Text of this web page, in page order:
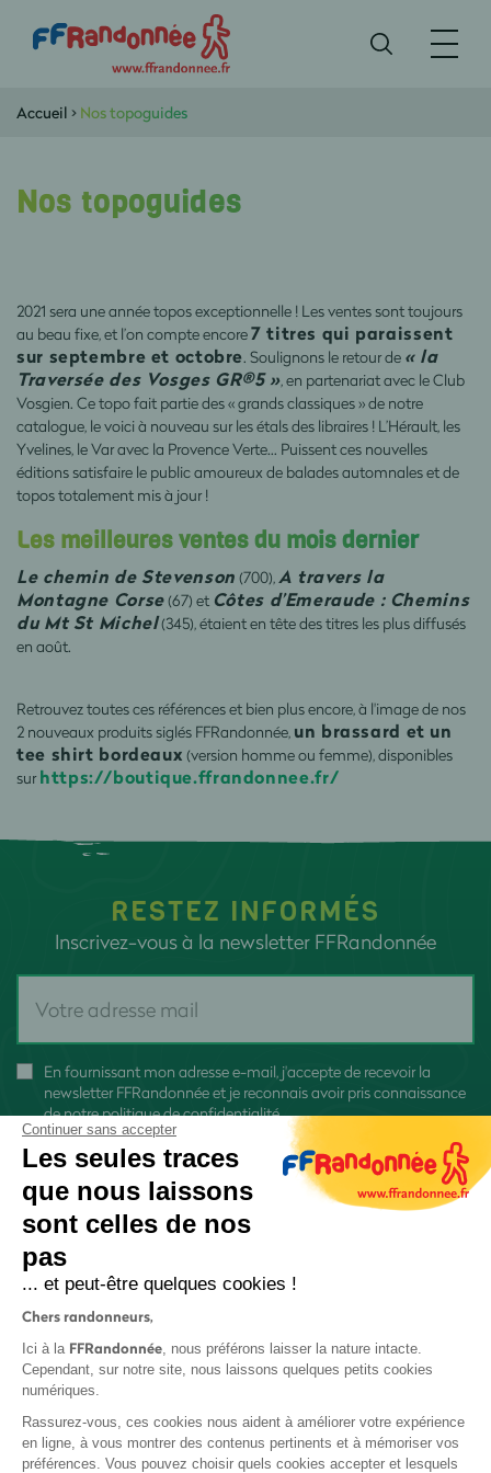
Accueil > Nos topoguides
Nos topoguides
2021 sera une année topos exceptionnelle ! Les ventes sont toujours
au beau fixe, et l’on compte encore7 titres qui paraissent
sur septembre et octobre. Soulignons le retour de « la
Traversée des Vosges GR®5 », en partenariat avec le Club
Vosgien. Ce topo fait partie des « grands classiques » de notre
catalogue, le voici à nouveau sur les étals des libraires ! L’Hérault, les
Yvelines, le Var avec la Provence Verte… Puissent ces nouvelles
éditions satisfaire le public amoureux de balades automnales et de
topos totalement mis à jour !
Les meilleures ventes du mois dernier
Le chemin de Stevenson (700),A travers la
Montagne Corse(67) et Côtes d’Emeraude : Chemins
du Mt St Michel(345), étaient en tête des titres les plus diffusés
en août.
Retrouvez toutes ces références et bien plus encore, à l'image de nos
2 nouveaux produits siglés FFRandonnée, un brassard et un
tee shirt bordeaux (version homme ou femme), disponibles
sur https://boutique.ffrandonnee.fr/
RESTEZ INFORMÉS
Inscrivez-vous à la newsletter FFRandonnée
En fournissant mon adresse e-mail, j'accepte de recevoir la
newsletter FFRandonnée et je reconnais avoir pris connaissance
denotre politique de confidentialité
Protection des données
Politique de confidentialité
Continuer sans accepter
Les seules traces
que nous laissons
sont celles de nos
pas
... et peut-être quelques cookies !
Chers randonneurs,
Ici à la FFRandonnée, nous préférons laisser la nature intacte.
Cependant, sur notre site, nous laissons quelques petits cookies
numériques.
Rassurez-vous, ces cookies nous aident à améliorer votre expérience
en ligne, à vous montrer des contenus pertinents et à mémoriser vos
préférences. Vous pouvez choisir quels cookies accepter et lesquels